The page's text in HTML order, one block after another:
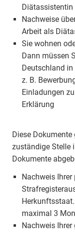
Nachweise
Arbeit als
Sie wohnen
Dann müssen
Deutschland
z. B.
Einladungen
Erklärung
Diese
zuständige Stelle
Dokumente
Nachweis
maximal 3
Nachweis